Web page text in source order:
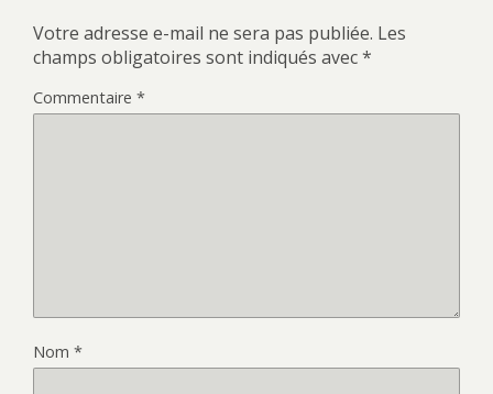
Votre adresse e-mail ne sera pas publiée. Les
champs obligatoires sont indiqués avec*
Commentaire *
Nom *